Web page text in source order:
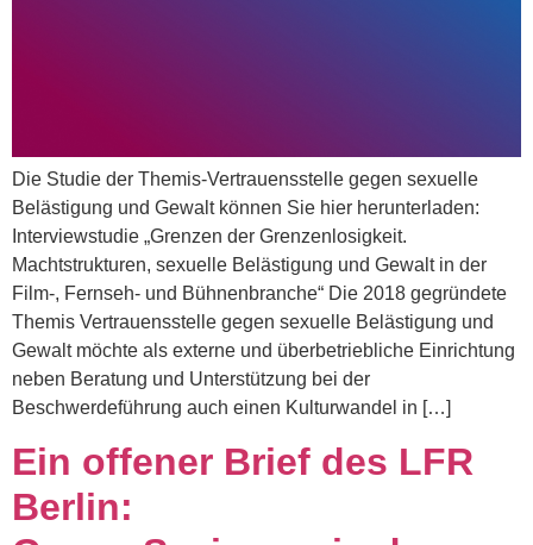
Die Studie der Themis-Vertrauensstelle gegen sexuelle
Belästigung und Gewalt können Sie hier herunterladen:
Interviewstudie „Grenzen der Grenzenlosigkeit.
Machtstrukturen, sexuelle Belästigung und Gewalt in der
Film-, Fernseh- und Bühnenbranche“ Die 2018 gegründete
Themis Vertrauensstelle gegen sexuelle Belästigung und
Gewalt möchte als externe und überbetriebliche Einrichtung
neben Beratung und Unterstützung bei der
Beschwerdeführung auch einen Kulturwandel in […]
Ein offener Brief des LFR
Berlin: